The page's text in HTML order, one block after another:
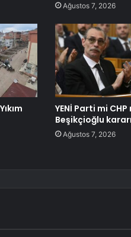
Ağustos 7, 2026
YENİ Parti mi
Beşikçioğlu
Ağustos 7, 2026